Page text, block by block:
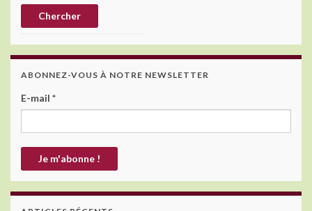
ABONNEZ-VOUS À NOTRE NEWSLETTER
E-mail *